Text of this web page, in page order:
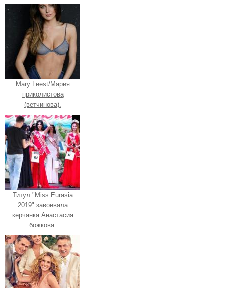
Mary Leest/Мария
приколистова
(ветчинова).
Титул "Miss Eurasia
2019" завоевала
керчанка Анастасия
божкова.